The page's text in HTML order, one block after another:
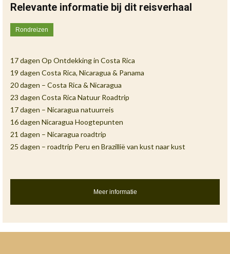
Relevante informatie bij dit reisverhaal
Rondreizen
17 dagen Op Ontdekking in Costa Rica
19 dagen Costa Rica, Nicaragua & Panama
20 dagen – Costa Rica & Nicaragua
23 dagen Costa Rica Natuur Roadtrip
17 dagen – Nicaragua natuurreis
16 dagen Nicaragua Hoogtepunten
21 dagen – Nicaragua roadtrip
25 dagen – roadtrip Peru en Brazillië van kust naar kust
Meer informatie